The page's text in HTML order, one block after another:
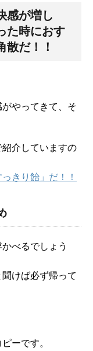
感が増し
た時におす
だ！！
やってきて、そ
介していますの
きり飴」だ！！
べるでしょう
けば必ず帰って
ーです。